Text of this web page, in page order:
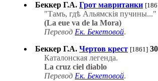
Беккер Г.А. Грот мавританки
"Тамъ, гдѣ Альямскія пучины..."
(La eue va de la Mora)
Перевод Ек. Бекетовой.
Беккер Г.А. Чертов крест [1861]
Каталонская легенда.
La cruz ciel diablo
Перевод Ек. Бекетовой.